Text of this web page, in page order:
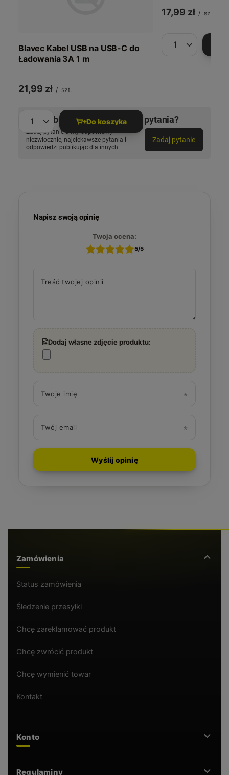
Blavec Kabel USB na USB-C do
Ładowania 3A 1 m
21,99 zł / szt.
Ilość produktówDo koszyka
17,99 zł / szt.
Ilość produktów
Potrzebujesz pomocy? Masz pytania?
Zadaj pytanie a my odpowiemy
niezwłocznie, najciekawsze pytania i
odpowiedzi publikując dla innych.
Zadaj pytanie
Napisz swoją opinię
Twoja ocena:
5/5
Treść twojej opinii
Dodaj własne zdjęcie produktu:
Twoje imię
Twój email
Wyślij opinię
Zamówienia
Status zamówienia
Śledzenie przesyłki
Chcę zareklamować produkt
Chcę zwrócić produkt
Chcę wymienić towar
Kontakt
Konto
Regulaminy